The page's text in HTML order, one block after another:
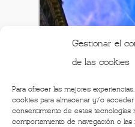
Gestionar el
de las cookies
Para ofrecer las mejores
cookies para almacenar y/o acceder
consentimiento de estas tecnologías
comportamiento de navegación o las